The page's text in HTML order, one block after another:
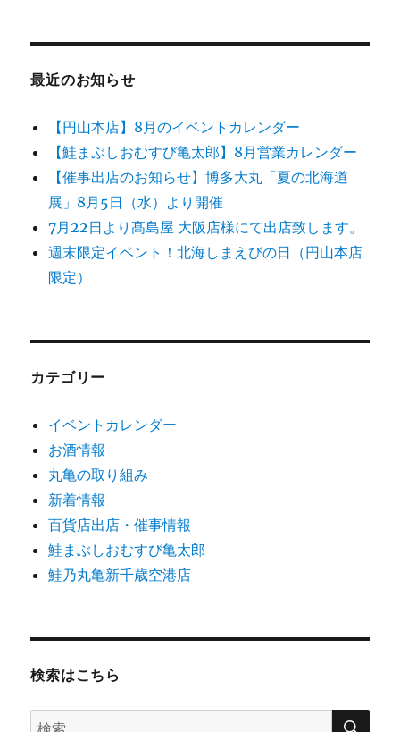
ン
最近のお知らせ
【円山本店】8月のイベントカレンダー
【鮭まぶしおむすび亀太郎】8月営業カレンダー
【催事出店のお知らせ】博多大丸「夏の北海道
展」8月5日（水）より開催
7月22日より髙島屋 大阪店様にて出店致します。
週末限定イベント！北海しまえびの日（円山本店
限定）
カテゴリー
イベントカレンダー
お酒情報
丸亀の取り組み
新着情報
百貨店出店・催事情報
鮭まぶしおむすび亀太郎
鮭乃丸亀新千歳空港店
検索はこちら
検
検